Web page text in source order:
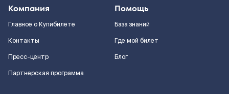
Компания
Главное о Купибилете
Контакты
Пресс-центр
Партнерская программа
Помощь
База знаний
Где мой билет
Блог